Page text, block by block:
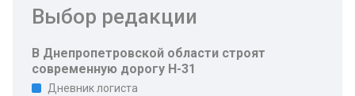
Выбор редакции
В Днепропетровской области строят
современную дорогу Н-31
Дневник логиста